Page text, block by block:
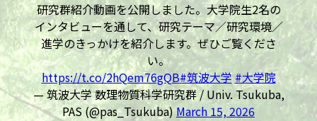
研究群紹介動画を公開しました。大学院生2名の
インタビューを通して、研究テーマ／研究環境／
進学のきっかけを紹介します。ぜひご覧くださ
い。
https://t.co/2hQem76gQB#筑波大学#大学院
— 筑波大学 数理物質科学研究群 / Univ. Tsukuba,
PAS (@pas_Tsukuba)March 15, 2026